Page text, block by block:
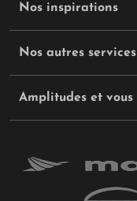
Nos inspirations
Nos autres services
Amplitudes et vous